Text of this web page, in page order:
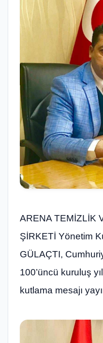
ARENA TEMİZLİK
ŞİRKETİ Yönetim
GÜLAÇTI,
100’üncü kuruluş
kutlama mesajı